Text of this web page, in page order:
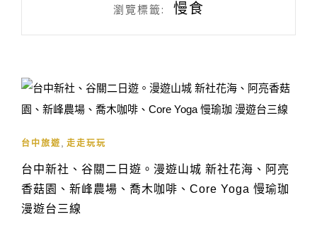
瀏覽標籤: 慢食
台中旅遊 走走玩玩
台中新社、谷關二日遊。漫遊山城 新社花海、阿亮
香菇園、新峰農場、喬木咖啡、Core Yoga 慢瑜珈
漫遊台三線